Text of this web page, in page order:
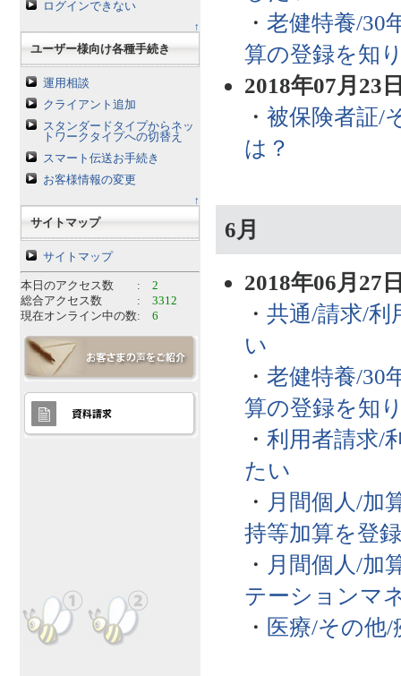
ログインできない
↑
ユーザー様向け各種手続き
運用相談
クライアント追加
スタンダードタイプからネッ
トワークタイプへの切替え
スマート伝送お手続き
お客様情報の変更
↑
サイトマップ
サイトマップ
本日のアクセス数 : 2
総合アクセス数 : 3312
現在オンライン中の数: 6
・ 老健特養/30
算の登録を知
2018年07月23
・ 被保険者証/
は？
6月
2018年06月27
・ 共通/請求/利
い
・ 老健特養/30
算の登録を知
・ 利用者請求/
たい
・ 月間個人/加
持等加算を登
・ 月間個人/加
テーションマ
・ 医療/その他